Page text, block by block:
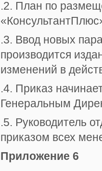
.2. План по
.3. Ввод новых
производится
изменений в
.4. Приказ
Генеральным
.5. Руководитель
приказом всех
Приложение 6